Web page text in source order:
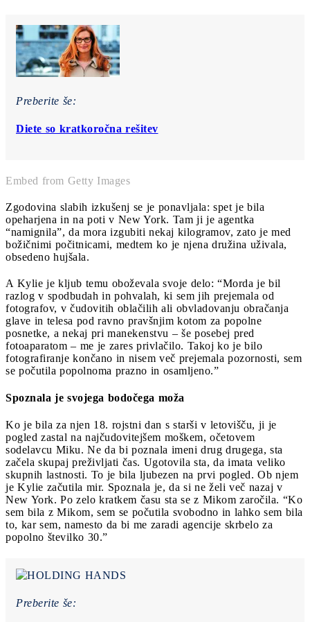
Preberite še:
Diete so kratkoročna rešitev
Embed from Getty Images
Zgodovina slabih izkušenj se je ponavljala: spet je bila
opeharjena in na poti v New York. Tam ji je agentka
“namignila”, da mora izgubiti nekaj kilogramov, zato je med
božičnimi počitnicami, medtem ko je njena družina uživala,
obsedeno hujšala.
A Kylie je kljub temu oboževala svoje delo: “Morda je bil
razlog v spodbudah in pohvalah, ki sem jih prejemala od
fotografov, v čudovitih oblačilih ali obvladovanju obračanja
glave in telesa pod ravno pravšnjim kotom za popolne
posnetke, a nekaj pri manekenstvu – še posebej pred
fotoaparatom – me je zares privlačilo. Takoj ko je bilo
fotografiranje končano in nisem več prejemala pozornosti, sem
se počutila popolnoma prazno in osamljeno.”
Spoznala je svojega bodočega moža
Ko je bila za njen 18. rojstni dan s starši v letovišču, ji je
pogled zastal na najčudovitejšem moškem, očetovem
sodelavcu Miku. Ne da bi poznala imeni drug drugega, sta
začela skupaj preživljati čas. Ugotovila sta, da imata veliko
skupnih lastnosti. To je bila ljubezen na prvi pogled. Ob njem
je Kylie začutila mir. Spoznala je, da si ne želi več nazaj v
New York. Po zelo kratkem času sta se z Mikom zaročila. “Ko
sem bila z Mikom, sem se počutila svobodno in lahko sem bila
to, kar sem, namesto da bi me zaradi agencije skrbelo za
popolno številko 30.”
Preberite še: